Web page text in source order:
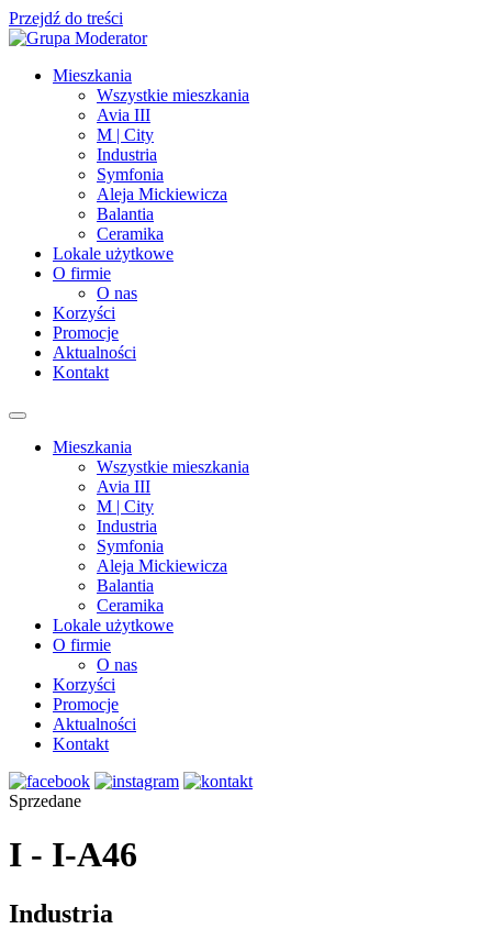
Przejdź do treści
Mieszkania
Wszystkie mieszkania
Avia III
M | City
Industria
Symfonia
Aleja Mickiewicza
Balantia
Ceramika
Lokale użytkowe
O firmie
O nas
Korzyści
Promocje
Aktualności
Kontakt
Mieszkania
Wszystkie mieszkania
Avia III
M | City
Industria
Symfonia
Aleja Mickiewicza
Balantia
Ceramika
Lokale użytkowe
O firmie
O nas
Korzyści
Promocje
Aktualności
Kontakt
Sprzedane
I - I-A46
Industria